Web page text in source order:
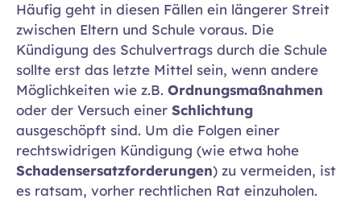
Häufig geht in diesen Fällen ein längerer Streit
zwischen Eltern und Schule voraus. Die
Kündigung des Schulvertrags durch die Schule
sollte erst das letzte Mittel sein, wenn andere
Möglichkeiten wie z.B. Ordnungsmaßnahmen
oder der Versuch einer Schlichtung
ausgeschöpft sind. Um die Folgen einer
rechtswidrigen Kündigung (wie etwa hohe
Schadensersatzforderungen) zu vermeiden, ist
es ratsam, vorher rechtlichen Rat einzuholen.